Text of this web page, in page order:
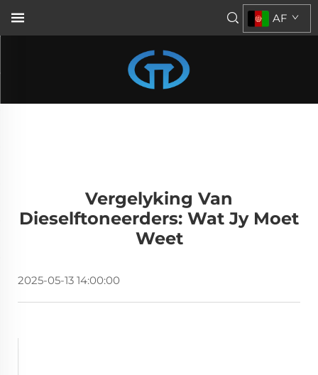
AF
Vergelyking Van
Dieselftoneerders: Wat Jy Moet
Weet
2025-05-13 14:00:00